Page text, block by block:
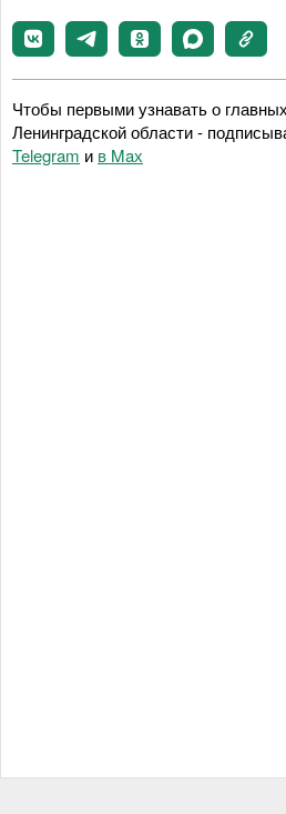
Чтобы первыми узнавать о
Ленинградской области -
Telegram и в Maх